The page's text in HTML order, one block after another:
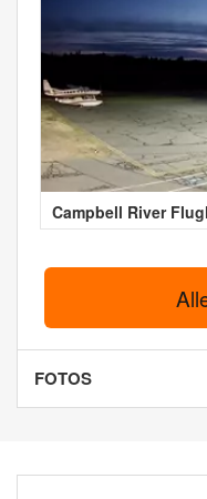
Campbell River
FOTOS